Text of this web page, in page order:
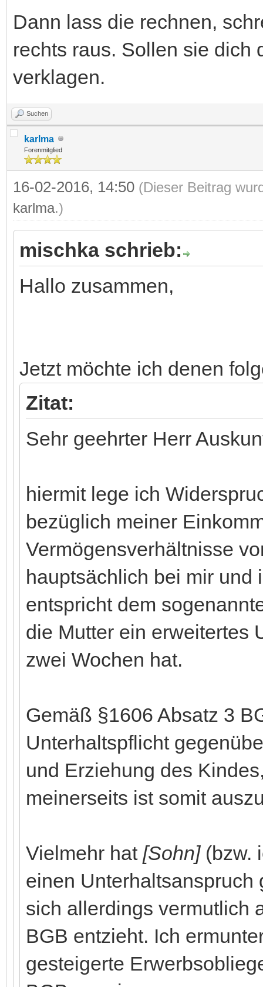
Dann lass die rechnen,
rechts raus. Sollen sie dich
verklagen.
Suchen
karlma
Forenmitglied
16-02-2016, 14:50 (Dieser Beitrag
karlma.)
mischka schrieb:
Hallo zusammen,
Jetzt möchte ich denen
Zitat:
Sehr geehrter Herr
hiermit lege ich
bezüglich meiner
Vermögensverhältnisse
hauptsächlich bei mir und
entspricht dem
die Mutter ein erweitertes
zwei Wochen hat.
Gemäß §1606 Absatz 3
Unterhaltspflicht
und Erziehung des
meinerseits ist somit
Vielmehr hat [Sohn](bzw.
einen Unterhaltsanspruch
sich allerdings vermutlich
BGB entzieht. Ich
gesteigerte